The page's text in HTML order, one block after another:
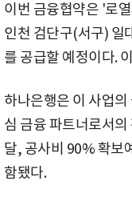
이번 금융협약은 '로
인천 검단구(서구) 일
를 공급할 예정이다.
하나은행은 이 사업
심 금융 파트너로서
달, 공사비 90% 확보
함됐다.